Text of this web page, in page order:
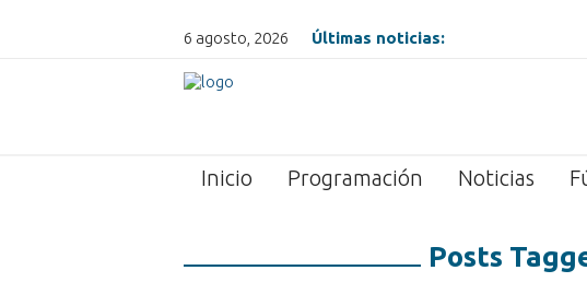
6 agosto, 2026 Últimas noticias:
Inicio Programación Noticias
Posts